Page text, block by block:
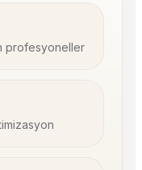
profesyoneller